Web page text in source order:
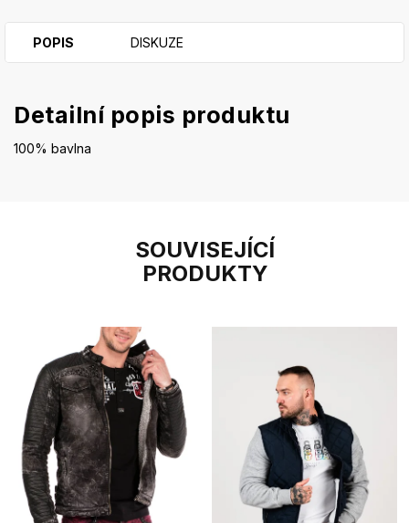
SOUVISEJÍCÍ
PRODUKTY
POPIS DISKUZE
Detailní popis produktu
100% bavlna